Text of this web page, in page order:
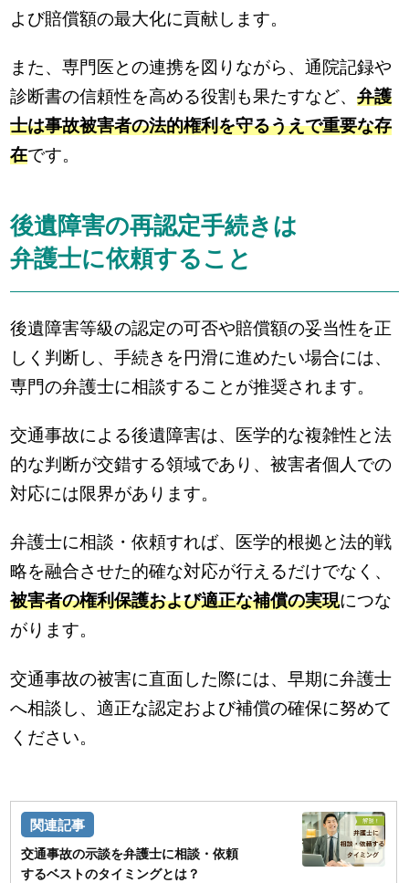
よび賠償額の最大化に貢献します。
また、専門医との連携を図りながら、通院記録や
診断書の信頼性を高める役割も果たすなど、弁護
士は事故被害者の法的権利を守るうえで重要な存
在です。
後遺障害の再認定手続きは
弁護士に依頼すること
後遺障害等級の認定の可否や賠償額の妥当性を正
しく判断し、手続きを円滑に進めたい場合には、
専門の弁護士に相談することが推奨されます。
交通事故による後遺障害は、医学的な複雑性と法
的な判断が交錯する領域であり、被害者個人での
対応には限界があります。
弁護士に相談・依頼すれば、医学的根拠と法的戦
略を融合させた的確な対応が行えるだけでなく、
被害者の権利保護および適正な補償の実現につな
がります。
交通事故の被害に直面した際には、早期に弁護士
へ相談し、適正な認定および補償の確保に努めて
ください。
交通事故の示談を弁護士に相談・依頼
するベストのタイミングとは？